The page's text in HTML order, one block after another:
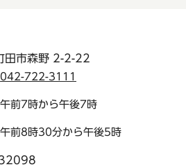
田市森野 2-2-22
042-722-3111
午前7時から午後7時
午前8時30分から午後5時